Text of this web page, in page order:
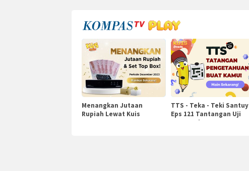
Menangkan Jutaan
Rupiah Lewat Kuis
TTS - Teka - Teki Santuy
Eps 121 Tantangan Uji
Pengetahuan